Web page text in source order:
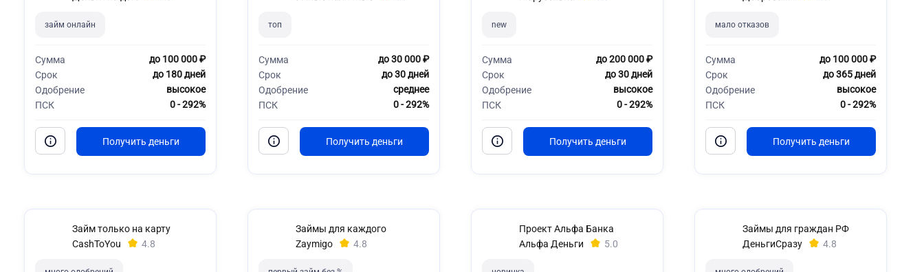
займ онлайн
Сумма
до 100 000 ₽
Срок
до 180 дней
Одобрение
высокое
ПСК
0 - 292%
топ
Сумма
до 30 000 ₽
Срок
до 30 дней
Одобрение
среднее
ПСК
0 - 292%
new
Сумма
до 200 000 ₽
Срок
до 30 дней
Одобрение
высокое
ПСК
0 - 292%
мало отказов
Сумма
до 100 000 ₽
Срок
до 365 дней
Одобрение
высокое
ПСК
0 - 292%
Займ только на карту
CashToYou
4.8
Займы для каждого
Zaymigo
4.8
Проект Альфа Банка
Альфа Деньги
5.0
Займы для граждан РФ
ДеньгиСразу
4.8